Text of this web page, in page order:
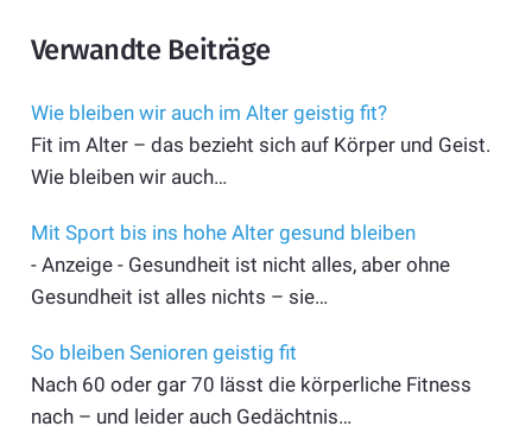
Verwandte Beiträge
Wie bleiben wir auch im Alter geistig fit?
Fit im Alter – das bezieht sich auf Körper und Geist.
Wie bleiben wir auch…
Mit Sport bis ins hohe Alter gesund bleiben
- Anzeige - Gesundheit ist nicht alles, aber ohne
Gesundheit ist alles nichts – sie…
So bleiben Senioren geistig fit
Nach 60 oder gar 70 lässt die körperliche Fitness
nach – und leider auch Gedächtnis…